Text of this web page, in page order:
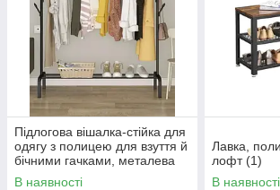
Підлогова вішалка-стійка для
одягу з полицею для взуття й
бічними гачками, металева
(16)
В наявності
Лавка,
лофт (1)
В наявності